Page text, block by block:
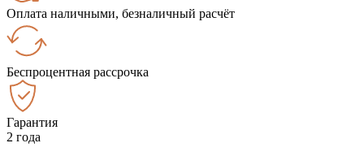
Оплата наличными, безналичный расчёт
Беспроцентная рассрочка
Гарантия
2 года